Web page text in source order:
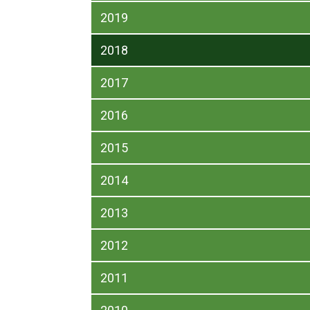
2019
2018
2017
2016
2015
2014
2013
2012
2011